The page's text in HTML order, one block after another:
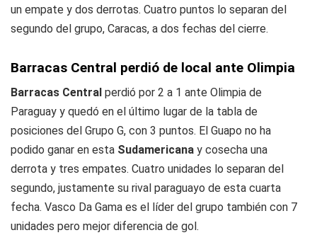
un empate y dos derrotas. Cuatro puntos lo separan del
segundo del grupo, Caracas, a dos fechas del cierre.
Barracas Central perdió de local ante Olimpia
Barracas Central perdió por 2 a 1 ante Olimpia de
Paraguay y quedó en el último lugar de la tabla de
posiciones del Grupo G, con 3 puntos. El Guapo no ha
podido ganar en esta Sudamericana y cosecha una
derrota y tres empates. Cuatro unidades lo separan del
segundo, justamente su rival paraguayo de esta cuarta
fecha. Vasco Da Gama es el líder del grupo también con 7
unidades pero mejor diferencia de gol.